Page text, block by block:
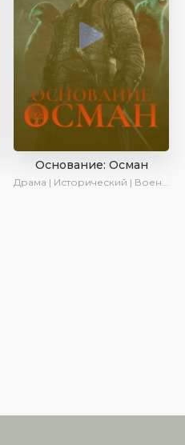
Основание: Осман
Драма | Исторический | Военный | AveTurk | Turok1990